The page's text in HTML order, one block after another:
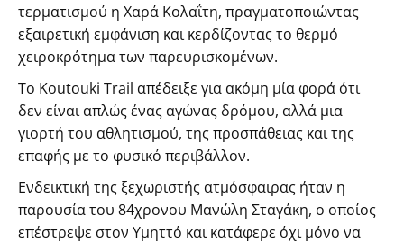
τερματισμού η Χαρά Κολαΐτη, πραγματοποιώντας
εξαιρετική εμφάνιση και κερδίζοντας το θερμό
χειροκρότημα των παρευρισκομένων.
Το Koutouki Trail απέδειξε για ακόμη μία φορά ότι
δεν είναι απλώς ένας αγώνας δρόμου, αλλά μια
γιορτή του αθλητισμού, της προσπάθειας και της
επαφής με το φυσικό περιβάλλον.
Ενδεικτική της ξεχωριστής ατμόσφαιρας ήταν η
παρουσία του 84χρονου Μανώλη Σταγάκη, ο οποίος
επέστρεψε στον Υμηττό και κατάφερε όχι μόνο να